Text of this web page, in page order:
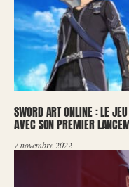
SWORD ART ONLINE : LE
AVEC SON PREMIER
7 novembre 2022